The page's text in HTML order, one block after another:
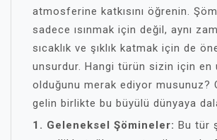
atmosferine katkısını öğrenin.
sadece ısınmak için değil, aynı
sıcaklık ve şıklık katmak için de
unsurdur. Hangi türün sizin için en
olduğunu merak ediyor musunuz?
gelin birlikte bu büyülü dünyaya
1. Geleneksel Şömineler: Bu tür